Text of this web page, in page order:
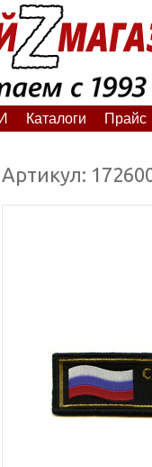
Каталоги Прайс
Артикул: